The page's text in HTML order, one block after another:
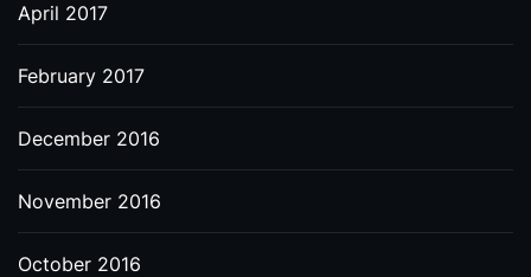
April 2017
February 2017
December 2016
November 2016
October 2016